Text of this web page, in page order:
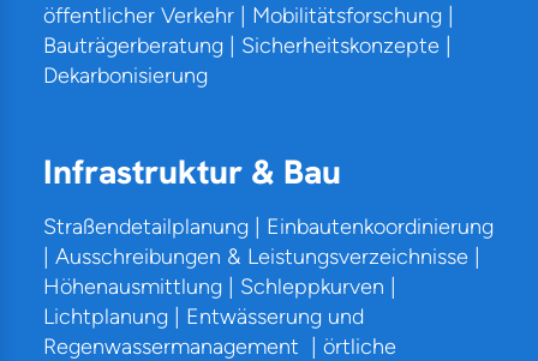
öffentlicher Verkehr | Mobilitätsforschung |
Bauträgerberatung | Sicherheitskonzepte |
Dekarbonisierung
Infrastruktur & Bau
Straßendetailplanung | Einbautenkoordinierung
| Ausschreibungen & Leistungsverzeichnisse |
Höhenausmittlung | Schleppkurven |
Lichtplanung | Entwässerung und
Regenwassermanagement | örtliche